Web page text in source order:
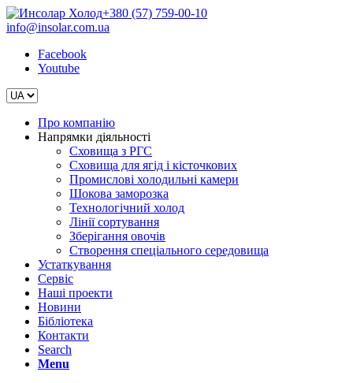
+380 (57) 759-00-10
info@insolar.com.ua
Facebook
Youtube
Про компанію
Напрямки діяльності
Сховища з РГС
Сховища для ягід і кісточкових
Промислові холодильні камери
Шокова заморозка
Технологічний холод
Лінії сортування
Зберігання овочів
Створення спеціального середовища
Устаткування
Сервіс
Наші проекти
Новини
Бібліотека
Контакти
Search
Menu